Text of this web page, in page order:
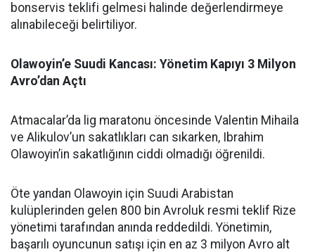
bonservis teklifi gelmesi halinde değerlendirmeye
alınabileceği belirtiliyor.
Olawoyin’e Suudi Kancası: Yönetim Kapıyı 3 Milyon
Avro’dan Açtı
Atmacalar’da lig maratonu öncesinde Valentin Mihaila
ve Alikulov’un sakatlıkları can sıkarken, Ibrahim
Olawoyin’in sakatlığının ciddi olmadığı öğrenildi.
Öte yandan Olawoyin için Suudi Arabistan
kulüplerinden gelen 800 bin Avroluk resmi teklif Rize
yönetimi tarafından anında reddedildi. Yönetimin,
başarılı oyuncunun satışı için en az 3 milyon Avro alt